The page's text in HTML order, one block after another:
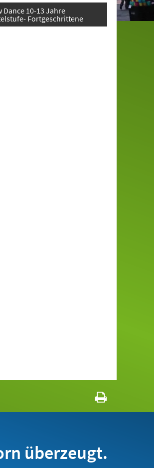
Dance 10-13 Jahre
Fortgeschrittene
überzeugt.